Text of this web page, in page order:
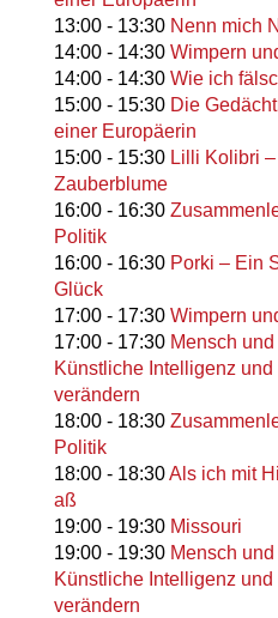
13:00- 13:30 Nenn mich
14:00- 14:30 Wimpern
14:00- 14:30 Wie ich
15:00- 15:30 Die
einer Europäerin
15:00- 15:30 Lilli Kolibri
Zauberblume
16:00- 16:30
Politik
16:00- 16:30 Porki – Ein
Glück
17:00- 17:30 Wimpern
17:00- 17:30 Mensch
Künstliche Intelligenz
verändern
18:00- 18:30
Politik
18:00- 18:30Als ich mit
aß
19:00- 19:30 Missouri
19:00- 19:30 Mensch
Künstliche Intelligenz
verändern